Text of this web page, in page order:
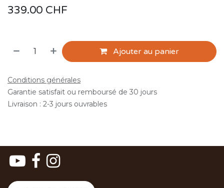
339.00 CHF
Ajouter au panier
Conditions générales
Garantie satisfait ou remboursé de 30 jours
Livraison : 2-3 jours ouvrables